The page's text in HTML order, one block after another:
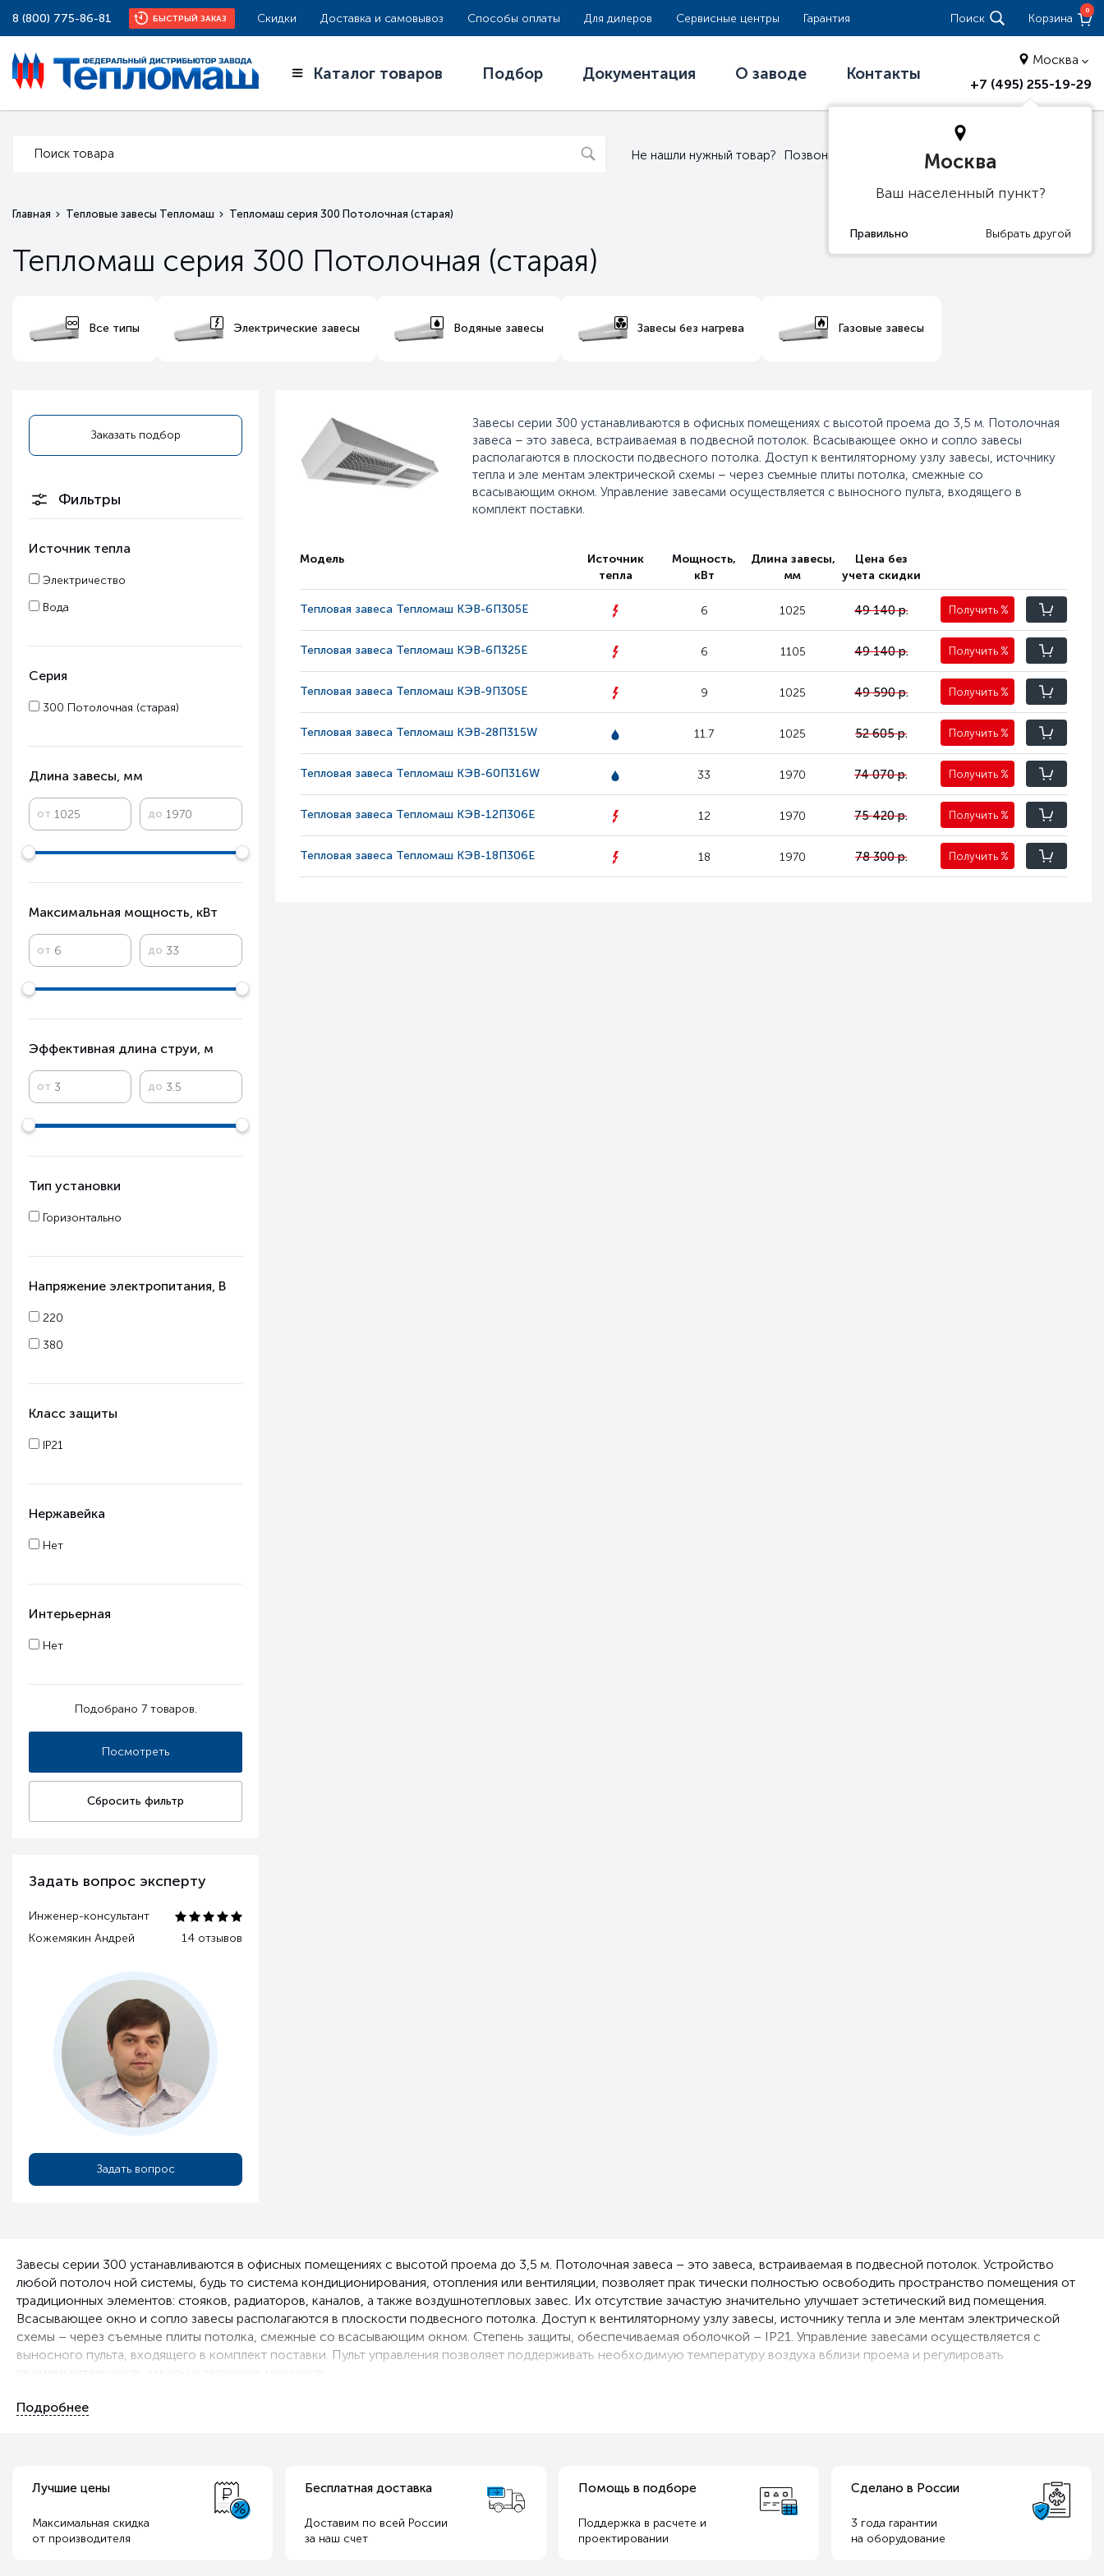
8 (800) 775-86-81 БЫСТРЫЙ ЗАКАЗ Скидки Доставка и самовывоз Способы оплаты Для дилеров Сервисные центры Гарантия Поиск Корзина
0
Каталог товаров Подбор Документация О заводе Контакты
+7 (495) 255-19-29
Москва
Москва
Ваш населенный пункт?
Не нашли нужный товар? Позвоните нам 8(800)775-86-81
Главная Тепловые завесы Тепломаш Тепломаш серия 300 Потолочная (старая)
Тепломаш серия 300 Потолочная (старая)
Все типы Электрические завесы Водяные завесы Завесы без нагрева Газовые завесы
Заказать подбор
Фильтры
Источник тепла
Электричество
Вода
Серия
300 Потолочная (старая)
Длина завесы, мм
от до
Максимальная мощность, кВт
от до
Эффективная длина струи, м
от до
Тип установки
Горизонтально
Напряжение электропитания, В
220
380
Класс защиты
IP21
Нержавейка
Нет
Интерьерная
Нет
Подобрано 7товаров.
Сбросить фильтр
Задать вопрос эксперту
Инженер-консультант
Кожемякин Андрей
14 отзывов
Задать вопрос
Завесы серии 300 устанавливаются в офисных помещениях с высотой проема до 3,5 м. Потолочная
завеса – это завеса, встраиваемая в подвесной потолок. Всасывающее окно и сопло завесы
располагаются в плоскости подвесного потолка. Доступ к вентиляторному узлу завесы, источнику
тепла и эле ментам электрической схемы – через съемные плиты потолка, смежные со
всасывающим окном. Управление завесами осуществляется с выносного пульта, входящего в
комплект поставки.
Модель
Источник
тепла
Мощность,
кВт
Длина завесы,
мм
Цена без
учета скидки
Тепловая завеса Тепломаш КЭВ-6П305Е 6 1025 49 140 р. Получить%
Тепловая завеса Тепломаш КЭВ-6П325Е 6 1105 49 140 р. Получить%
Тепловая завеса Тепломаш КЭВ-9П305Е 9 1025 49 590 р. Получить%
Тепловая завеса Тепломаш КЭВ-28П315W 11.7 1025 52 605 р. Получить%
Тепловая завеса Тепломаш КЭВ-60П316W 33 1970 74 070 р. Получить%
Тепловая завеса Тепломаш КЭВ-12П306Е 12 1970 75 420 р. Получить%
Тепловая завеса Тепломаш КЭВ-18П306Е 18 1970 78 300 р. Получить%
Завесы серии 300 устанавливаются в офисных помещениях с высотой проема до 3,5 м. Потолочная завеса – это завеса, встраиваемая в подвесной потолок. Устройство
любой потолоч ной системы, будь то система кондиционирования, отопления или вентиляции, позволяет прак тически полностью освободить пространство помещения от
традиционных элементов: стояков, радиаторов, каналов, а также воздушнотепловых завес. Их отсутствие зачастую значительно улучшает эстетический вид помещения.
Всасывающее окно и сопло завесы располагаются в плоскости подвесного потолка. Доступ к вентиляторному узлу завесы, источнику тепла и эле ментам электрической
схемы – через съемные плиты потолка, смежные со всасывающим окном. Степень защиты, обеспечиваемая оболочкой – IP21. Управление завесами осуществляется с
выносного пульта, входящего в комплект поставки. Пульт управления позволяет поддерживать необходимую температуру воздуха вблизи проема и регулировать
Лучшие цены
Максимальная скидка
от производителя
Бесплатная доставка
Доставим по всей России
за наш счет
Помощь в подборе
Поддержка в расчете и
проектировании
Сделано в России
3 года гарантии
на оборудование